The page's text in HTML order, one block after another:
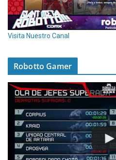
Visita Nuestro Canal
Robotto Gamer